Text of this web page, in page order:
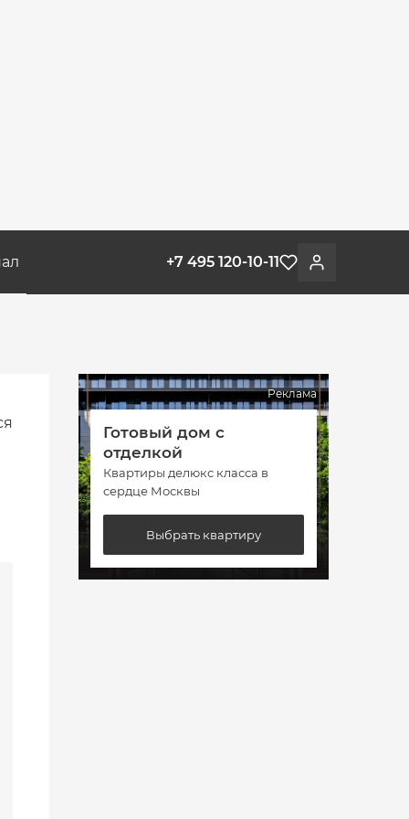
Войти
Избранное
+7 495 120-10-11
Реклама
Готовый дом с
отделкой
Квартиры делюкс класса в
сердце Москвы
Выбрать квартиру